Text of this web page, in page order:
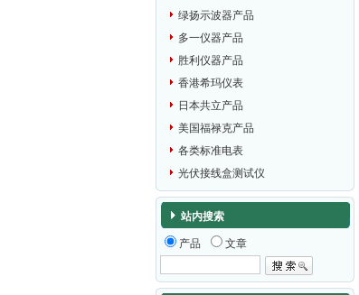
绿扬示波器产品
多一仪器产品
胜利仪器产品
香港希玛仪表
日本共立产品
美国福禄克产品
各类标准电表
光伏接线盒测试仪
站内搜索
产品 文章